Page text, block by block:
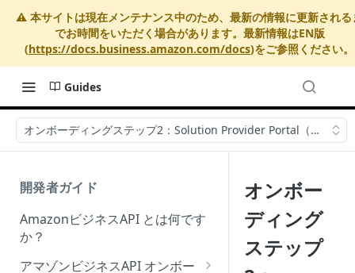
⚠️ 本サイトは現在メンテナンス中のため、最新の情報に更新される
でお時間をいただく場合があります。最新情報はEN版
(https://docs.business.amazon.com/docs)をご参照ください。
Guides
オンボーディングステップ2：Solution Provider Portal（ソリュ
開発者ガイド
AmazonビジネスAPI とは何です
か？
アマゾンビジネスAPI オンボー
オンボー
ディング
ステップ